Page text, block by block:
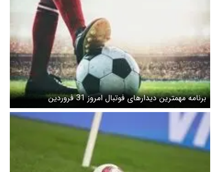
برنامه مهمترین دیدارهای فوتبال امروز 31 فروردین